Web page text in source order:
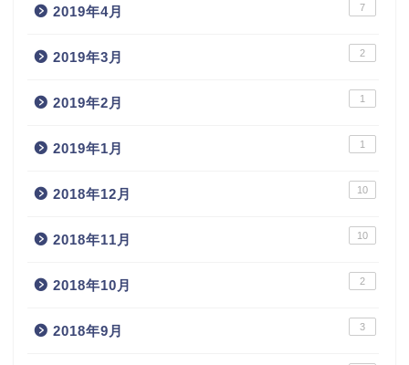
2019年4月 7
2019年3月 2
2019年2月 1
2019年1月 1
2018年12月 10
2018年11月 10
2018年10月 2
2018年9月 3